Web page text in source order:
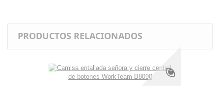
PRODUCTOS RELACIONADOS